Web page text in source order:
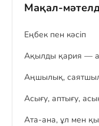
Мақал-
Eңбек пен кәсіп
Ақылды қария —
Аңшылық,
Асығу, аптығу,
Ата-ана, ұл мен